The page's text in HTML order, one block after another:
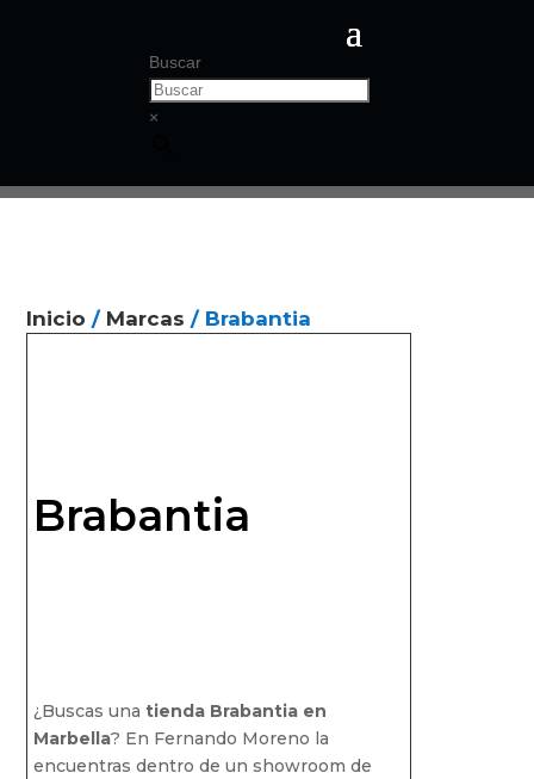
Buscar
×
Inicio / Marcas / Brabantia
Brabantia
¿Buscas una tienda Brabantia en
Marbella? En Fernando Moreno la
encuentras dentro de un showroom de